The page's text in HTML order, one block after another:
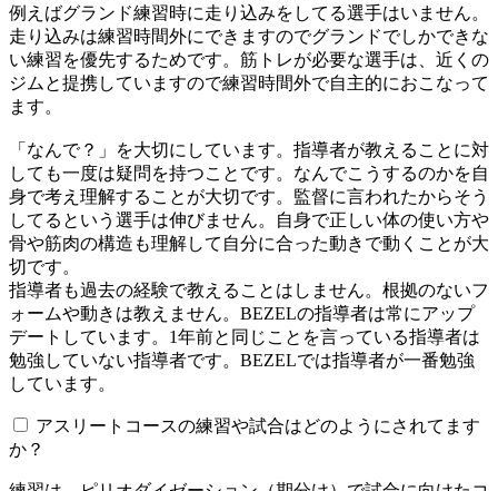
例えばグランド練習時に走り込みをしてる選手はいません。
走り込みは練習時間外にできますのでグランドでしかできな
い練習を優先するためです。筋トレが必要な選手は、近くの
ジムと提携していますので練習時間外で自主的におこなって
ます。
「なんで？」を大切にしています。指導者が教えることに対
しても一度は疑問を持つことです。なんでこうするのかを自
身で考え理解することが大切です。監督に言われたからそう
してるという選手は伸びません。自身で正しい体の使い方や
骨や筋肉の構造も理解して自分に合った動きで動くことが大
切です。
指導者も過去の経験で教えることはしません。根拠のないフ
ォームや動きは教えません。BEZELの指導者は常にアップ
デートしています。1年前と同じことを言っている指導者は
勉強していない指導者です。BEZELでは指導者が一番勉強
しています。
アスリートコースの練習や試合はどのようにされてます
か？